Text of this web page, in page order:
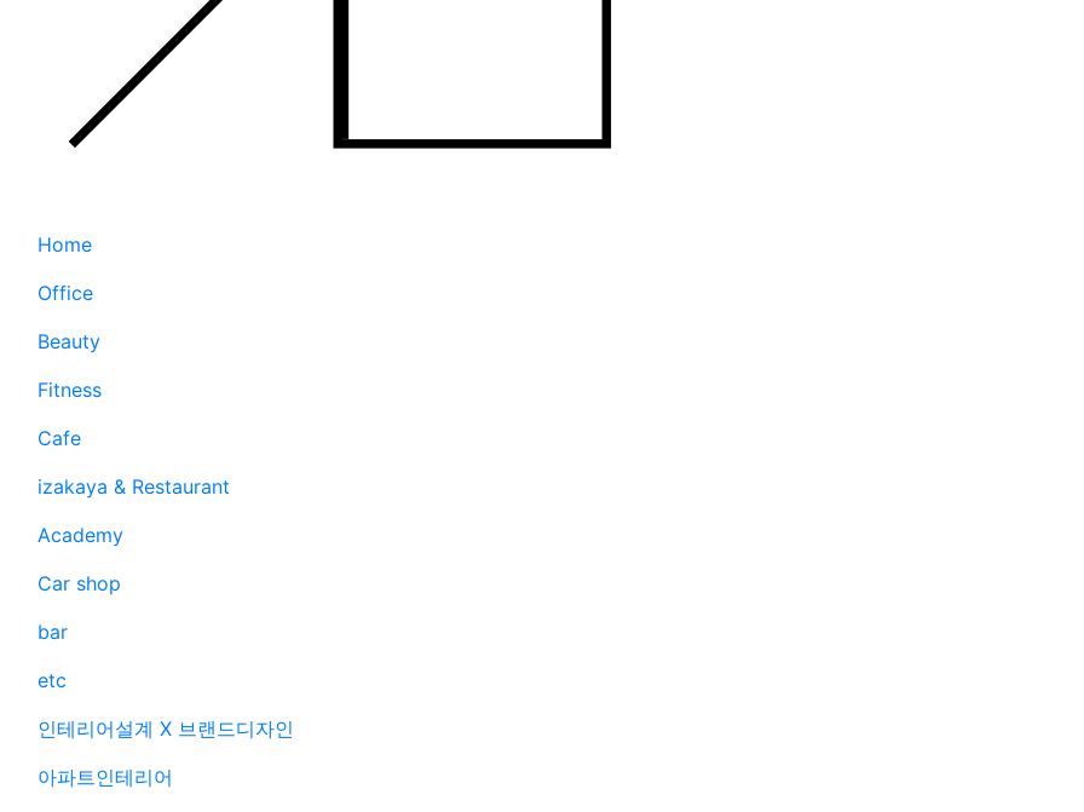
Home
Office
Beauty
Fitness
Cafe
izakaya & Restaurant
Academy
Car shop
bar
etc
인테리어설계 X 브랜드디자인
아파트인테리어